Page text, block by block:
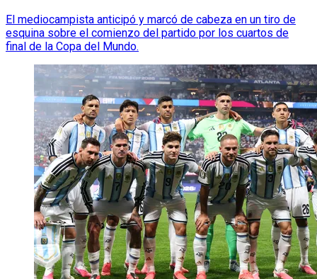
El mediocampista anticipó y marcó de cabeza en un tiro de
esquina sobre el comienzo del partido por los cuartos de
final de la Copa del Mundo.